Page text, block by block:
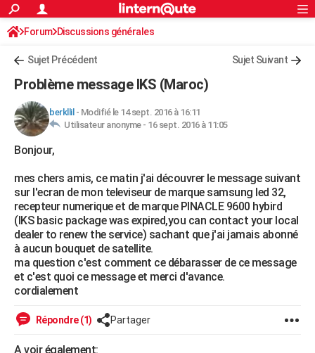
ACTUALITÉS
Politique
Société
Faits Divers
Education
Monde
Villes
+
FINANCE
Retraite
Impôts
Epargne
Immobilier
Risques naturels par ville
Banque
Assurance
Crédit
AUTO
Essais
Réserver un essai
Citadines
Berlines
SUV
Forum auto
+HIGH-TECH
Mobiles
Meilleur smartphone
Internet
Ordinateurs
Jeux vidéo
Guide high-tech
+BRICOLAGE
Forum
Aménagement intérieur
Extérieur
Cuisine
Salle de bains
Jardinage
Rangement
WEEK-END
Guides de France
Escapades
Patrimoine
Expositions
Musées
Week-end nature
+LIFESTYLE
Art de vivre
Bien-être
Loisirs
ModeModes de vie
SANTE
Destinations
City break
Voyage nature
Voyage de noces
Forum
Climat
S'inscrire
Connexion
Forum Discussions générales
Sujet Précédent Sujet Suivant
Problème message IKS (Maroc)
berkllil - Modifié le 14 sept. 2016 à 16:11
Utilisateur anonyme - 16 sept. 2016 à 11:05
Bonjour,
mes chers amis, ce matin j'ai découvrer le message suivant
sur l'ecran de mon televiseur de marque samsung led 32,
recepteur numerique et de marque PINACLE 9600 hybird
(IKS basic package was expired,you can contact your local
dealer to renew the service) sachant que j'ai jamais abonné
à aucun bouquet de satellite.
ma question c'est comment ce débarasser de ce message
et c'est quoi ce message et merci d'avance.
cordialement
Répondre (1) Partager
A voir également: